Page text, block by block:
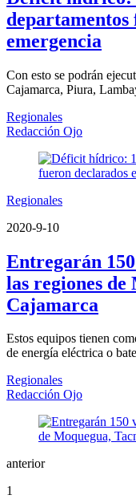
departamentos
emergencia
Con esto se podrán
Cajamarca, Piura,
Regionales
Redacción Ojo
Regionales
2020-9-10
Entregarán
las regiones de
Cajamarca
Estos equipos tienen
de energía eléctrica o
Regionales
Redacción Ojo
anterior
1